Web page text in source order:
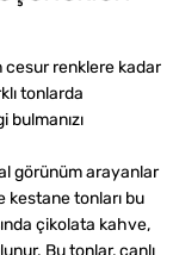
cesur renklere kadar
tonlarda
bulmanızı
görünüm arayanlar
kestane tonları bu
çikolata kahve,
Bu tonlar, canlı